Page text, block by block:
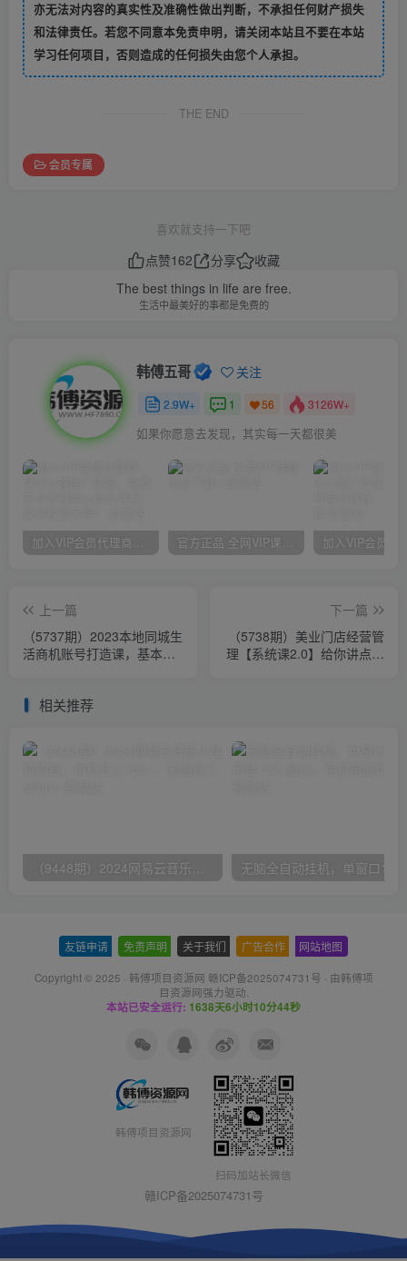
亦无法对内容的真实性及准确性做出判断，不承担任何财产损失
和法律责任。若您不同意本免责申明，请关闭本站且不要在本站
学习任何项目，否则造成的任何损失由您个人承担。
THE END
会员专属
喜欢就支持一下吧
点赞162 分享
收藏
The best things in life are free.
生活中最美好的事都是免费的
韩傅五哥 关注
2.9W+ 1 56 3126W+
如果你愿意去发现，其实每一天都很美
加入VIP会员代理商，享90%的推广提成，免费学习多种网上创业课程，菜鸟秒变大神！ 官方正品 全网VIP课程 无损下载~
上一篇
（5737期）2023本地同城生
活商机账号打造课，基本逻
下一篇
（5738期）美业门店经营管
理【系统课2.0】给你讲点美
相关推荐
（9448期）2024网易云音乐人挂机项目，单机日入150+，无脑月入5000+
友链申请 免责声明 关于我们 广告合作 网站地图
Copyright © 2025 · 韩傅项目资源网 赣ICP备2025074731号 · 由韩傅项
目资源网强力驱动.
本站已安全运行: 1638天6小时10分44秒
韩傅项目资源网
扫码加站长微信
赣ICP备2025074731号